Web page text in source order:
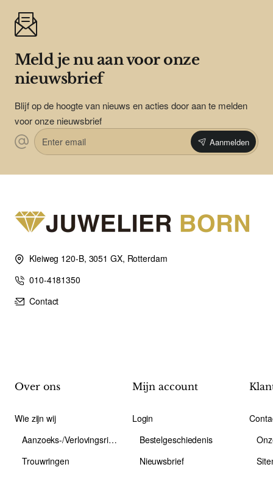
Meld je nu aan voor onze
nieuwsbrief
Blijf op de hoogte van nieuws en acties door aan te melden
voor onze nieuwsbrief
Enter
email
Aanmelden
Kleiweg 120-B, 3051 GX, Rotterdam
010-4181350
Contact
Over ons
Wie zijn wij
Aanzoeks-/Verlovingsring
Trouwringen
Mijn account
Login
Bestelgeschiedenis
Nieuwsbrief